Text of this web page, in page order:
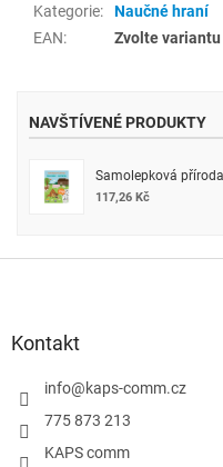
Kategorie:
Naučné hraní
EAN: Zvolte variantu
NAVŠTÍVENÉ PRODUKTY
Samolepková příroda
117,26 Kč
Kontakt
info@kaps-comm.cz
775 873 213
KAPS comm